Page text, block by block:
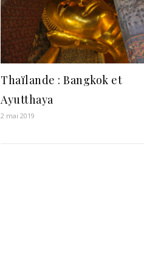
Thaïlande : Bangkok et
Ayutthaya
2 mai 2019